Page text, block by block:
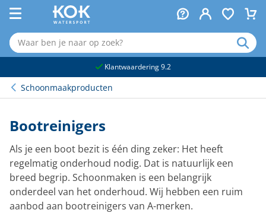
Klantwaardering 9.2
Schoonmaakproducten
Bootreinigers
Als je een boot bezit is één ding zeker: Het heeft
regelmatig onderhoud nodig. Dat is natuurlijk een
breed begrip. Schoonmaken is een belangrijk
onderdeel van het onderhoud. Wij hebben een ruim
aanbod aan bootreinigers van A-merken.